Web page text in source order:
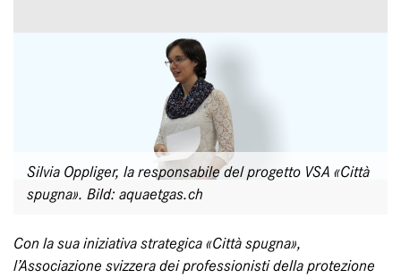
Silvia Oppliger, la responsabile del progetto VSA «Città
spugna». Bild: aquaetgas.ch
Con la sua iniziativa strategica «Città spugna»,
l’Associazione svizzera dei professionisti della protezione